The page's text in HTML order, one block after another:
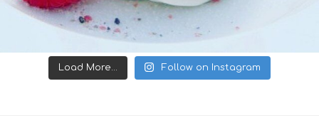
Load More... Follow on Instagram